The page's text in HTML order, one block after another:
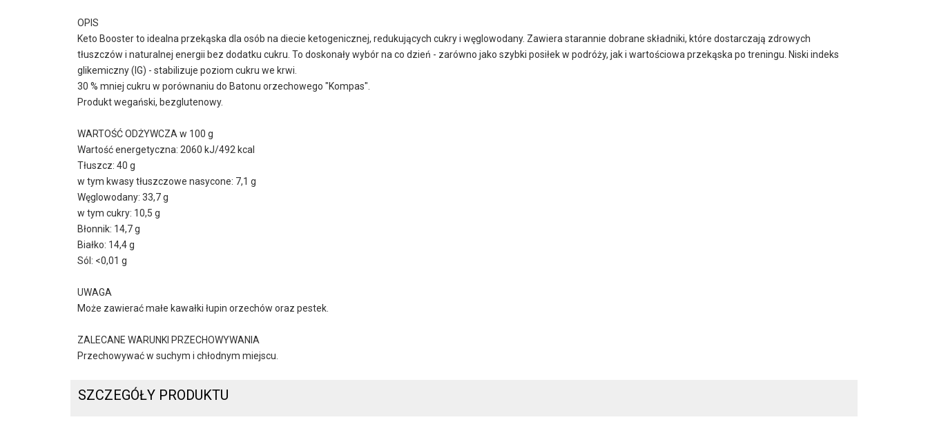
OPIS
Keto Booster to idealna przekąska dla osób na diecie ketogenicznej, redukujących cukry i węglowodany. Zawiera starannie dobrane składniki, które dostarczają zdrowych
tłuszczów i naturalnej energii bez dodatku cukru. To doskonały wybór na co dzień - zarówno jako szybki posiłek w podróży, jak i wartościowa przekąska po treningu. Niski indeks
glikemiczny (IG) - stabilizuje poziom cukru we krwi.
30 % mniej cukru w porównaniu do Batonu orzechowego "Kompas".
Produkt wegański, bezglutenowy.
WARTOŚĆ ODŻYWCZA w 100 g
Wartość energetyczna: 2060 kJ/492 kcal
Tłuszcz: 40 g
w tym kwasy tłuszczowe nasycone: 7,1 g
Węglowodany: 33,7 g
w tym cukry: 10,5 g
Błonnik: 14,7 g
Białko: 14,4 g
Sól: <0,01 g
UWAGA
Może zawierać małe kawałki łupin orzechów oraz pestek.
ZALECANE WARUNKI PRZECHOWYWANIA
Przechowywać w suchym i chłodnym miejscu.
SZCZEGÓŁY PRODUKTU